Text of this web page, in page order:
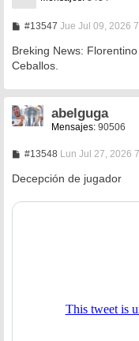
#13547M
n
a
e
Jue Jul 09, 2026
Breking News:
Ceballos.
abelguga
Mensajes: 90506
#13548M
n
Lun Jul 27, 2026
Decepción de jugador